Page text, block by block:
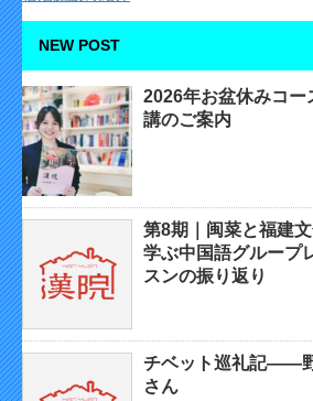
NEW POST
2026年お盆休みコー
講のご案内
第8期｜闽菜と福建
学ぶ中国語グループ
スンの振り返り
チベット巡礼記——
さん